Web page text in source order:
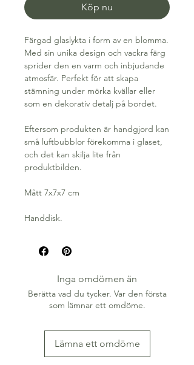
Köp nu
Färgad glaslykta i form av en blomma.
Med sin unika design och vackra färg
sprider den en varm och inbjudande
atmosfär. Perfekt för att skapa
stämning under mörka kvällar eller
som en dekorativ detalj på bordet.
Eftersom produkten är handgjord kan
små luftbubblor förekomma i glaset,
och det kan skilja lite från
produktbilden.
Mått 7x7x7 cm
Handdisk.
Inga omdömen än
Berätta vad du tycker. Var den första
som lämnar ett omdöme.
Lämna ett omdöme